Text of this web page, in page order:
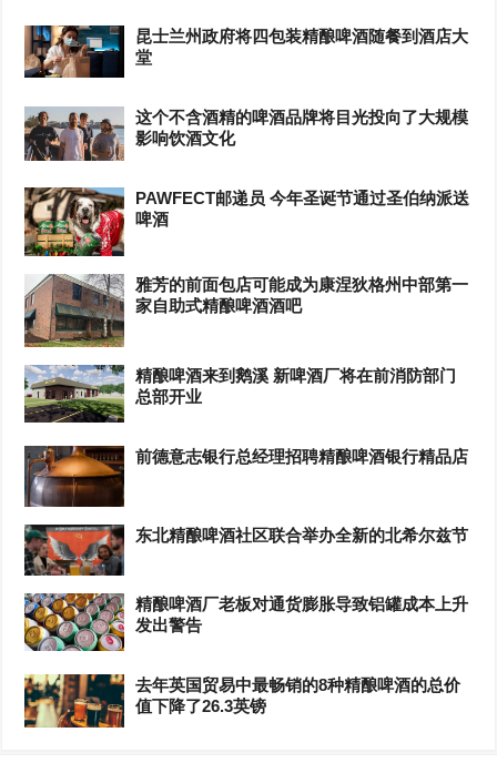
昆士兰州政府将四包装精酿啤酒随餐到酒店大
堂
这个不含酒精的啤酒品牌将目光投向了大规模
影响饮酒文化
PAWFECT邮递员 今年圣诞节通过圣伯纳派送
啤酒
雅芳的前面包店可能成为康涅狄格州中部第一
家自助式精酿啤酒酒吧
精酿啤酒来到鹅溪 新啤酒厂将在前消防部门
总部开业
前德意志银行总经理招聘精酿啤酒银行精品店
东北精酿啤酒社区联合举办全新的北希尔兹节
精酿啤酒厂老板对通货膨胀导致铝罐成本上升
发出警告
去年英国贸易中最畅销的8种精酿啤酒的总价
值下降了26.3英镑